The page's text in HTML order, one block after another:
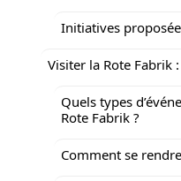
Initiatives
Visiter la Rote
Quels types
Rote Fabrik ?
Comment se